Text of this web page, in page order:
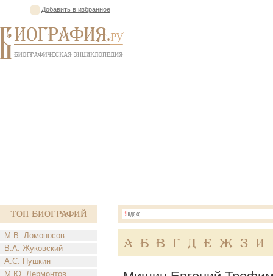
Добавить в избранное
Топ Биографий
М.В. Ломоносов
В.А. Жуковский
А.С. Пушкин
М.Ю. Лермонтов
А Б В Г Д Е Ж З И